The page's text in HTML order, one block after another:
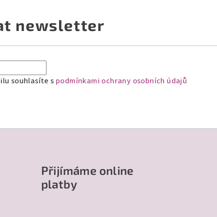
newsletter
souhlasíte s podmínkami ochrany osobních údajů
Přijímáme online
platby